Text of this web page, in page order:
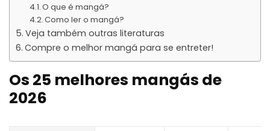
O que é mangá?
Como ler o mangá?
Veja também outras literaturas
Compre o melhor mangá para se entreter!
Os 25 melhores mangás de
2026